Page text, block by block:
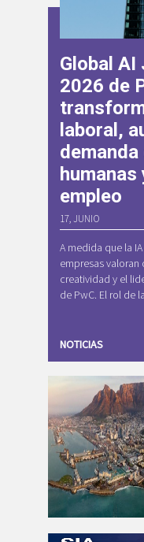
NOTICIAS
Global
2026 de
laboral,
empleo
17, JUNIO
A medida que la
empresas valoran
creatividad y el
de PwC. El rol de